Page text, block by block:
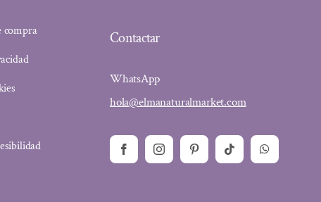
compra
Contactar
WhatsApp
hola@elmanaturalmarket.com